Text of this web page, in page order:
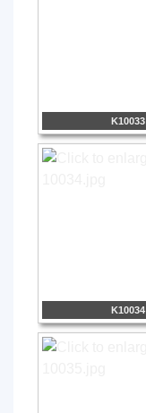
K10033
K10034